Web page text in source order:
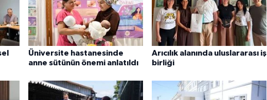
Üniversite hastanesinde
anne sütünün önemi anlatıldı
Arıcılık alanında uluslararası iş
birliği